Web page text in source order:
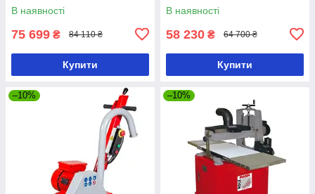
В наявності
75 699 ₴ 84 110 ₴
Купити
В наявності
58 230 ₴ 64 700 ₴
Купити
–10% –10%